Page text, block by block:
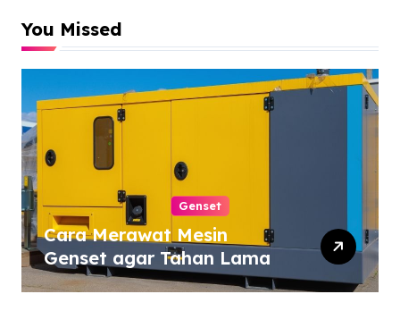
You Missed
Genset
Cara Merawat Mesin
Genset agar Tahan Lama